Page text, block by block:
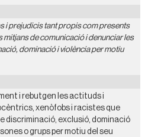
i prejudicis tant propis com presents
mitjans de comunicació i denunciar les
dominació i violència per motiu
i rebutgen les actituds i
xenòfobs i racistes que
discriminació, exclusió, dominació
o grups per motiu del seu